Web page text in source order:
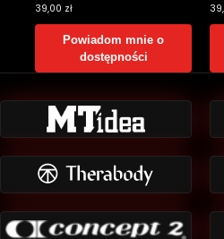
39,00 zł
Powiadom mnie o
dostępności